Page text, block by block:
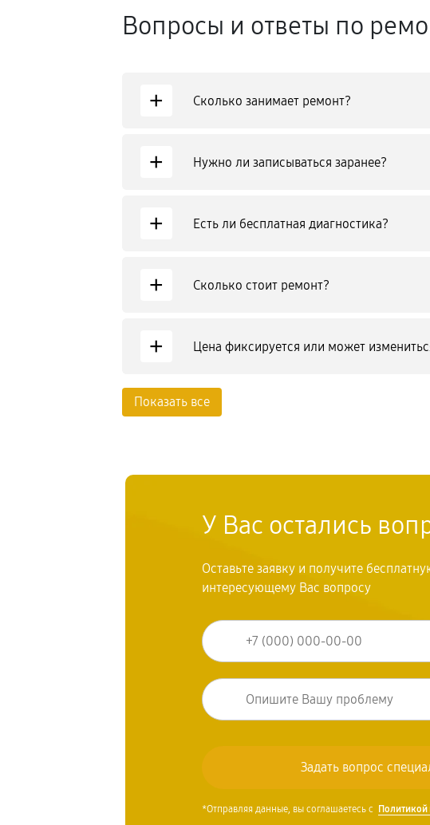
Вопросы и ответы по
+ Сколько занимает ремонт?
+ Нужно ли записываться заранее?
+ Есть ли бесплатная диагностика?
+ Сколько стоит ремонт?
+ Цена фиксируется или может
Показать все
У Вас остались
Оставьте заявку и получите
интересующему Вас вопросу
*Отправляя данные, вы соглашаетесь с